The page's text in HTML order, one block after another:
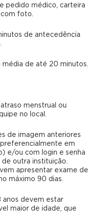
pedido médico, carteira
foto.
de antecedência
de até 20 minutos.
menstrual ou
no local.
de imagem anteriores
em
e/ou com login e senha
outra instituição.
apresentar exame de
máximo 90 dias.
anos devem estar
maior de idade, que